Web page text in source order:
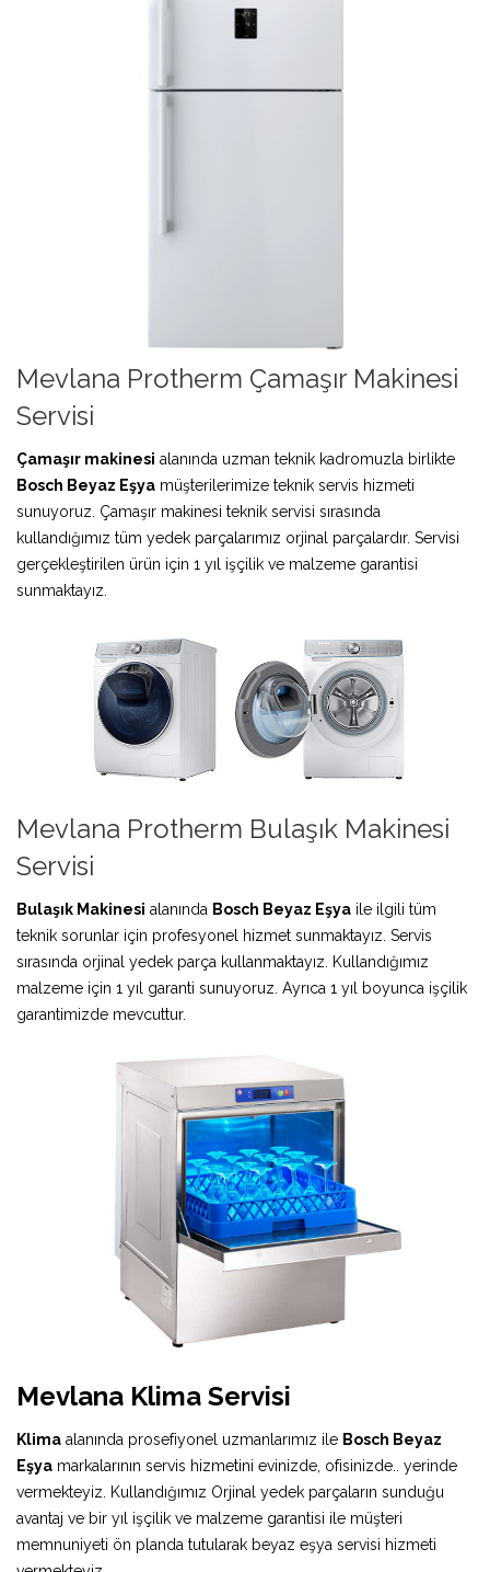
Mevlana Protherm Çamaşır Makinesi
Servisi
Çamaşır makinesi alanında uzman teknik kadromuzla birlikte
Bosch Beyaz Eşya müşterilerimize teknik servis hizmeti
sunuyoruz. Çamaşır makinesi teknik servisi sırasında
kullandığımız tüm yedek parçalarımız orjinal parçalardır. Servisi
gerçekleştirilen ürün için 1 yıl işçilik ve malzeme garantisi
sunmaktayız.
Mevlana Protherm Bulaşık Makinesi
Servisi
Bulaşık Makinesi alanında Bosch Beyaz Eşya ile ilgili tüm
teknik sorunlar için profesyonel hizmet sunmaktayız. Servis
sırasında orjinal yedek parça kullanmaktayız. Kullandığımız
malzeme için 1 yıl garanti sunuyoruz. Ayrıca 1 yıl boyunca işçilik
garantimizde mevcuttur.
Mevlana Klima Servisi
Klima alanında prosefiyonel uzmanlarımız ile Bosch Beyaz
Eşya markalarının servis hizmetini evinizde, ofisinizde.. yerinde
vermekteyiz. Kullandığımız Orjinal yedek parçaların sunduğu
avantaj ve bir yıl işçilik ve malzeme garantisi ile müşteri
memnuniyeti ön planda tutularak beyaz eşya servisi hizmeti